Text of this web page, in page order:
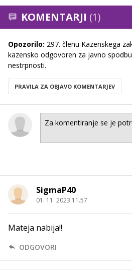
KOMENTARJI (1)
Opozorilo: 297. členu Kazenskega
kazensko odgovoren za javno
nestrpnosti.
PRAVILA ZA OBJAVO KOMENTARJEV
SigmaP40
01. 11. 2023 11.57
Mateja nabija!!
ODGOVORI